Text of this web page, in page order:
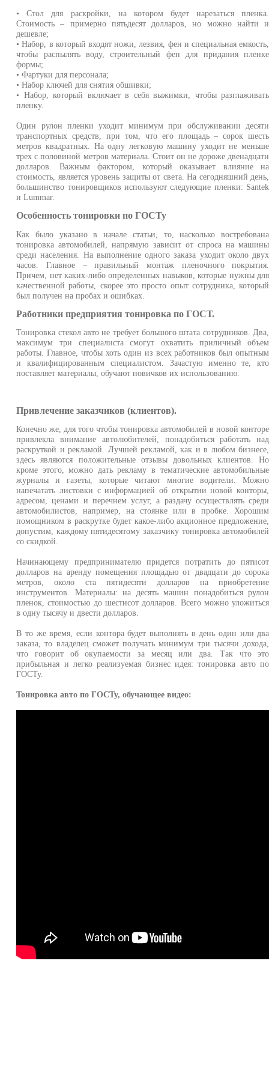
• Стол для раскройки, на котором будет нарезаться пленка.
Стоимость – примерно пятьдесят долларов, но можно найти и
дешевле;
• Набор, в который входят ножи, лезвия, фен и специальная емкость,
чтобы распылять воду, строительный фен для придания пленке
формы;
• Фартуки для персонала;
• Набор ключей для снятия обшивки;
• Набор, который включает в себя выжимки, чтобы разглаживать
пленку.
Один рулон пленки уходит минимум при обслуживании десяти
транспортных средств, при том, что его площадь – сорок шесть
метров квадратных. На одну легковую машину уходит не меньше
трех с половиной метров материала. Стоит он не дороже двенадцати
долларов. Важным фактором, который оказывает влияние на
стоимость, является уровень защиты от света. На сегодняшний день,
большинство тонировщиков используют следующие пленки: Santek
и Lummar.
Особенность тонировки по ГОСТу
Как было указано в начале статьи, то, насколько востребована
тонировка автомобилей, напрямую зависит от спроса на машины
среди населения. На выполнение одного заказа уходит около двух
часов. Главное – правильный монтаж пленочного покрытия.
Причем, нет каких-либо определенных навыков, которые нужны для
качественной работы, скорее это просто опыт сотрудника, который
был получен на пробах и ошибках.
Работники предприятия тонировка по ГОСТ.
Тонировка стекол авто не требует большого штата сотрудников. Два,
максимум три специалиста смогут охватить приличный объем
работы. Главное, чтобы хоть один из всех работников был опытным
и квалифицированным специалистом. Зачастую именно те, кто
поставляет материалы, обучают новичков их использованию.
Привлечение заказчиков (клиентов).
Конечно же, для того чтобы тонировка автомобилей в новой конторе
привлекла внимание автолюбителей, понадобиться работать над
раскруткой и рекламой. Лучшей рекламой, как и в любом бизнесе,
здесь являются положительные отзывы довольных клиентов. Но
кроме этого, можно дать рекламу в тематические автомобильные
журналы и газеты, которые читают многие водители. Можно
напечатать листовки с информацией об открытии новой конторы,
адресом, ценами и перечнем услуг, а раздачу осуществлять среди
автомобилистов, например, на стоянке или в пробке. Хорошим
помощником в раскрутке будет какое-либо акционное предложение,
допустим, каждому пятидесятому заказчику тонировка автомобилей
со скидкой.
Начинающему предпринимателю придется потратить до пятисот
долларов на аренду помещения площадью от двадцати до сорока
метров, около ста пятидесяти долларов на приобретение
инструментов. Материалы: на десять машин понадобиться рулон
пленок, стоимостью до шестисот долларов. Всего можно уложиться
в одну тысячу и двести долларов.
В то же время, если контора будет выполнять в день один или два
заказа, то владелец сможет получать минимум три тысячи дохода,
что говорит об окупаемости за месяц или два. Так что это
прибыльная и легко реализуемая бизнес идея: тонировка авто по
ГОСТу.
Тонировка авто по ГОСТу, обучающее видео: